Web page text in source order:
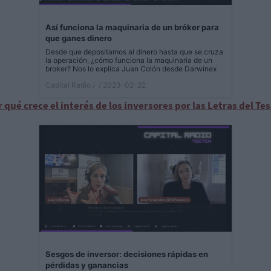
Así funciona la maquinaria de un bróker para
que ganes dinero
Desde que depositamos al dinero hasta que se cruza
la operación, ¿cómo funciona la maquinaria de un
broker? Nos lo explica Juan Colón desde Darwinex
Capital Radio /
/ 2023-02-22
qué crece el interés de los inversores por las Letras del
Sesgos de inversor: decisiones rápidas en
pérdidas y ganancias